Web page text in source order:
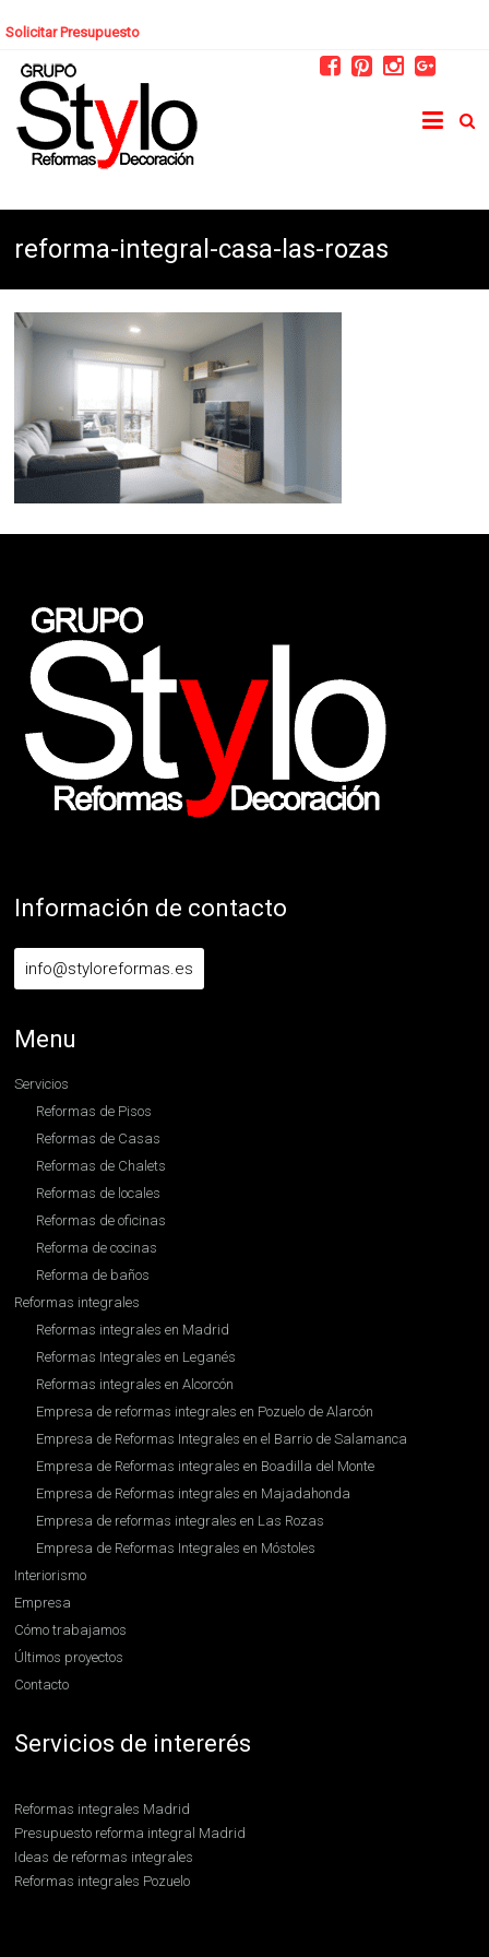
Solicitar Presupuesto
reforma-integral-casa-las-rozas
Información de contacto
info@styloreformas.es
Menu
Servicios
Reformas de Pisos
Reformas de Casas
Reformas de Chalets
Reformas de locales
Reformas de oficinas
Reforma de cocinas
Reforma de baños
Reformas integrales
Reformas integrales en Madrid
Reformas Integrales en Leganés
Reformas integrales en Alcorcón
Empresa de reformas integrales en Pozuelo de Alarcón
Empresa de Reformas Integrales en el Barrio de Salamanca
Empresa de Reformas integrales en Boadilla del Monte
Empresa de Reformas integrales en Majadahonda
Empresa de reformas integrales en Las Rozas
Empresa de Reformas Integrales en Móstoles
Interiorismo
Empresa
Cómo trabajamos
Últimos proyectos
Contacto
Servicios de intererés
Reformas integrales Madrid
Presupuesto reforma integral Madrid
Ideas de reformas integrales
Reformas integrales Pozuelo